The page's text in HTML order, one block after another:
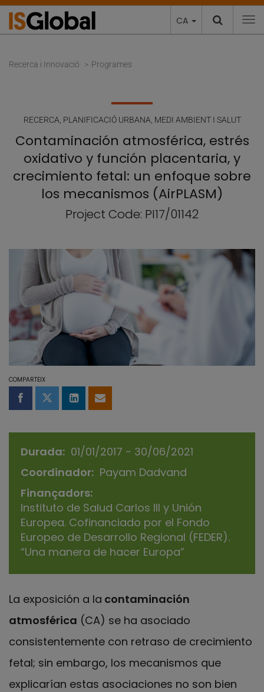
CA
Recerca i Innovació Programes
RECERCA PLANIFICACIÓ URBANA, MEDI AMBIENT I SALUT
Contaminación atmosférica, estrés
oxidativo y función placentaria, y
crecimiento fetal: un enfoque sobre
los mecanismos (AirPLASM)
Project Code: PI17/01142
COMPARTEIX
Compartir a Facebook
Compartir a Twitter
Comparteix a LinkedIn
Comparteix per email
Durada
01/01/2017 - 30/06/2021
Coordinador Payam Dadvand
Finançadors
Instituto de Salud Carlos III y Unión
Europea. Cofinanciado por el Fondo
Europeo de Desarrollo Regional (FEDER).
“Una manera de hacer Europa”
La exposición a la contaminación
atmosférica (CA) se ha asociado
consistentemente con retraso de crecimiento
fetal; sin embargo, los mecanismos que
explicarían estas asociaciones no son bien